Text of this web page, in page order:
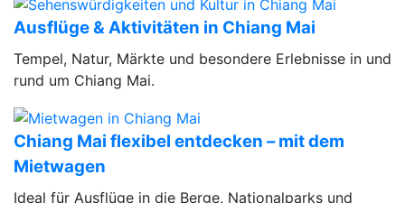
Ausflüge & Aktivitäten in Chiang Mai
Tempel, Natur, Märkte und besondere Erlebnisse in und
rund um Chiang Mai.
Chiang Mai flexibel entdecken – mit dem
Mietwagen
Ideal für Ausflüge in die Berge, Nationalparks und